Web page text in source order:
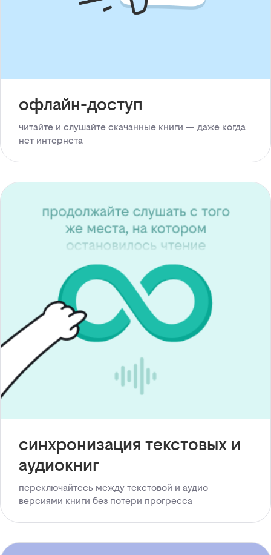
офлайн-доступ
читайте и слушайте скачанные книги — даже когда
нет интернета
синхронизация текстовых и
аудиокниг
переключайтесь между текстовой и аудио
версиями книги без потери прогресса